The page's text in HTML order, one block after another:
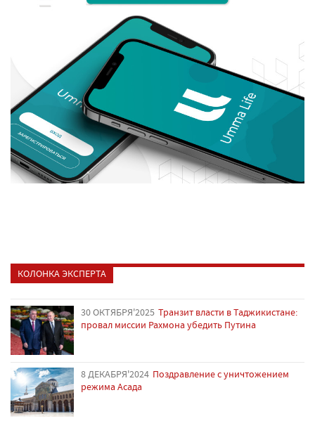
КОЛОНКА ЭКСПЕРТА
30 ОКТЯБРЯ'2025 Транзит власти в Таджикистане:
провал миссии Рахмона убедить Путина
8 ДЕКАБРЯ'2024 Поздравление с уничтожением
режима Асада